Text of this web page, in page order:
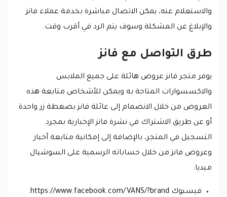
والاستعلام عنه، يمكن الاتصال مباشرة بخدمة عملاء فانز
والإبلاغ عن المشكلة وسوف يتم الرد في أقرب وقت.
طرق التواصل مع فانز
يوفر متجر فانز عروض هائلة على جميع الملابس
والاكسسوارات المتاحة به ويمكن للأشخاص متابعة هذه
العروض من خلال الانضمام إلى عائلة فانز بضغطة زر واحدة
أو عن طريق الاشتراك في نشرة فانز الإخبارية بمجرد
التسجيل في المتجر، بالإضافة إلى إمكانية متابعة أخبار
وعروض فانز من خلال حساباته الرسمية على السوشيال
ميديا:
فيسبوك https://www.facebook.com/VANS/?brand.